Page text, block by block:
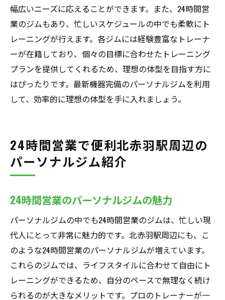
幅広いニーズに応えることができます。また、24時間営
業のジムもあり、忙しいスケジュールの中でも柔軟にト
レーニングが行えます。各ジムには経験豊富なトレーナ
ーが在籍しており、個々の目標に合わせたトレーニング
プランを提供してくれるため、理想の体型を目指す方に
はぴったりです。最新機器完備のパーソナルジムを利用
して、効率的に理想の体型を手に入れましょう。
24時間営業で便利北赤羽駅周辺の
パーソナルジム紹介
24時間営業のパーソナルジムの魅力
パーソナルジムの中でも24時間営業のジムは、忙しい現
代人にとって非常に魅力的です。北赤羽駅周辺にも、こ
のような24時間営業のパーソナルジムが増えています。
これらのジムでは、ライフスタイルに合わせて自由にト
レーニングができるため、自分のペースで無理なく続け
られるのが大きなメリットです。プロのトレーナーが一